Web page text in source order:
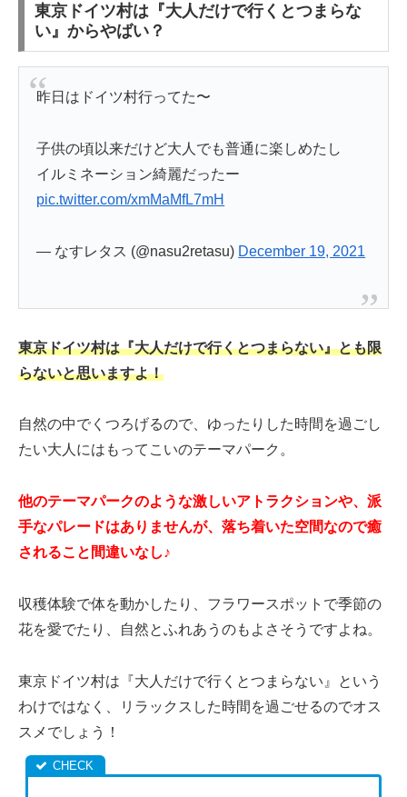
東京ドイツ村は『大人だけで行くとつまらな
い』からやばい？
昨日はドイツ村行ってた〜
子供の頃以来だけど大人でも普通に楽しめたし
イルミネーション綺麗だったー
pic.twitter.com/xmMaMfL7mH
— なすレタス (@nasu2retasu) December 19, 2021
東京ドイツ村は『大人だけで行くとつまらない』とも限
らないと思いますよ！
自然の中でくつろげるので、ゆったりした時間を過ごし
たい大人にはもってこいのテーマパーク。
他のテーマパークのような激しいアトラクションや、派
手なパレードはありませんが、落ち着いた空間なので癒
されること間違いなし♪
収穫体験で体を動かしたり、フラワースポットで季節の
花を愛でたり、自然とふれあうのもよさそうですよね。
東京ドイツ村は『大人だけで行くとつまらない』という
わけではなく、リラックスした時間を過ごせるのでオス
スメでしょう！